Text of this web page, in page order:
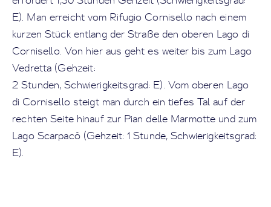
E). Man erreicht vom Rifugio Cornisello nach einem
kurzen Stück entlang der Straße den oberen Lago di
Cornisello. Von hier aus geht es weiter bis zum Lago
Vedretta (Gehzeit:
2 Stunden, Schwierigkeitsgrad: E). Vom oberen Lago
di Cornisello steigt man durch ein tiefes Tal auf der
rechten Seite hinauf zur Pian delle Marmotte und zum
Lago Scarpacò (Gehzeit: 1 Stunde, Schwierigkeitsgrad:
E).